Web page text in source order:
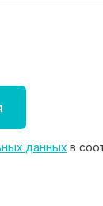
данных в